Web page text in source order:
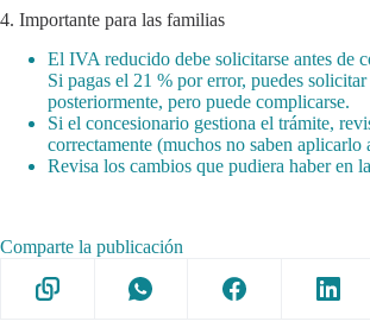
4. Importante para las familias
El IVA reducido debe solicitarse antes de
Si pagas el 21 % por error, puedes
posteriormente, pero puede complicarse.
Si el concesionario gestiona el trámite,
correctamente (muchos no saben aplicarlo
Revisa los cambios que pudiera haber en
Comparte la publicación